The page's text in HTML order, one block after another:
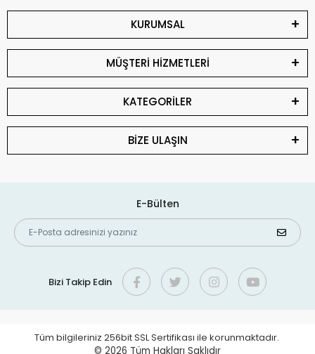
KURUMSAL
MÜŞTERİ HİZMETLERİ
KATEGORİLER
BİZE ULAŞIN
E-Bülten
Bizi Takip Edin
Tüm bilgileriniz 256bit SSL Sertifikası ile korunmaktadır.
© 2026 Tüm Hakları Saklıdır